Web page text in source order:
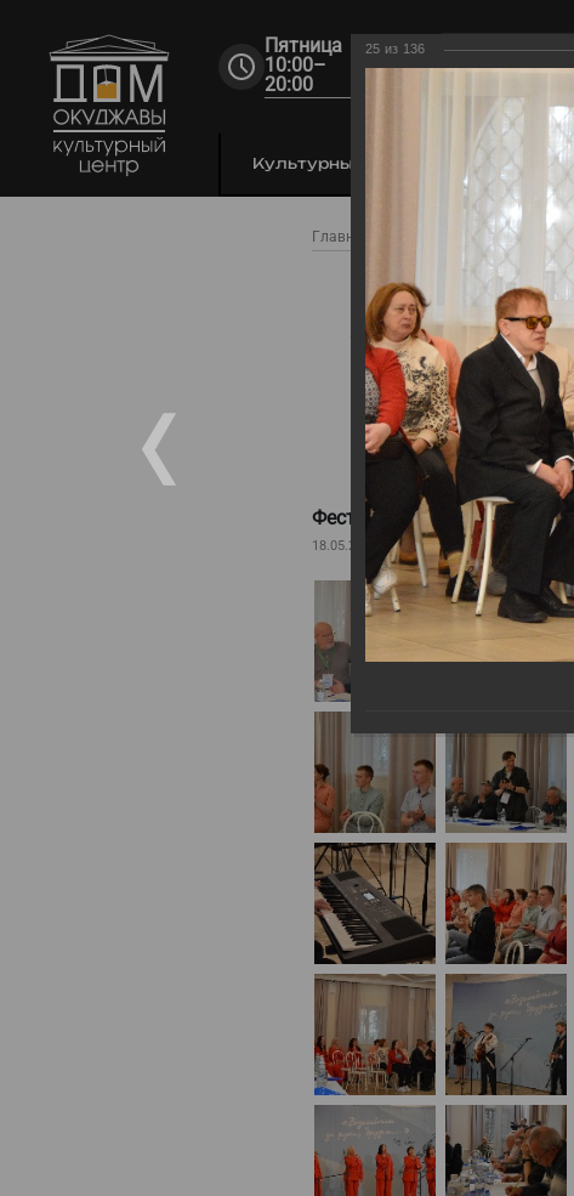
Пятница
10:00–
20:00
Культурный центр
Главная Фестиваль
Фестиваль-конкурс
18.05.2024
25 из 136